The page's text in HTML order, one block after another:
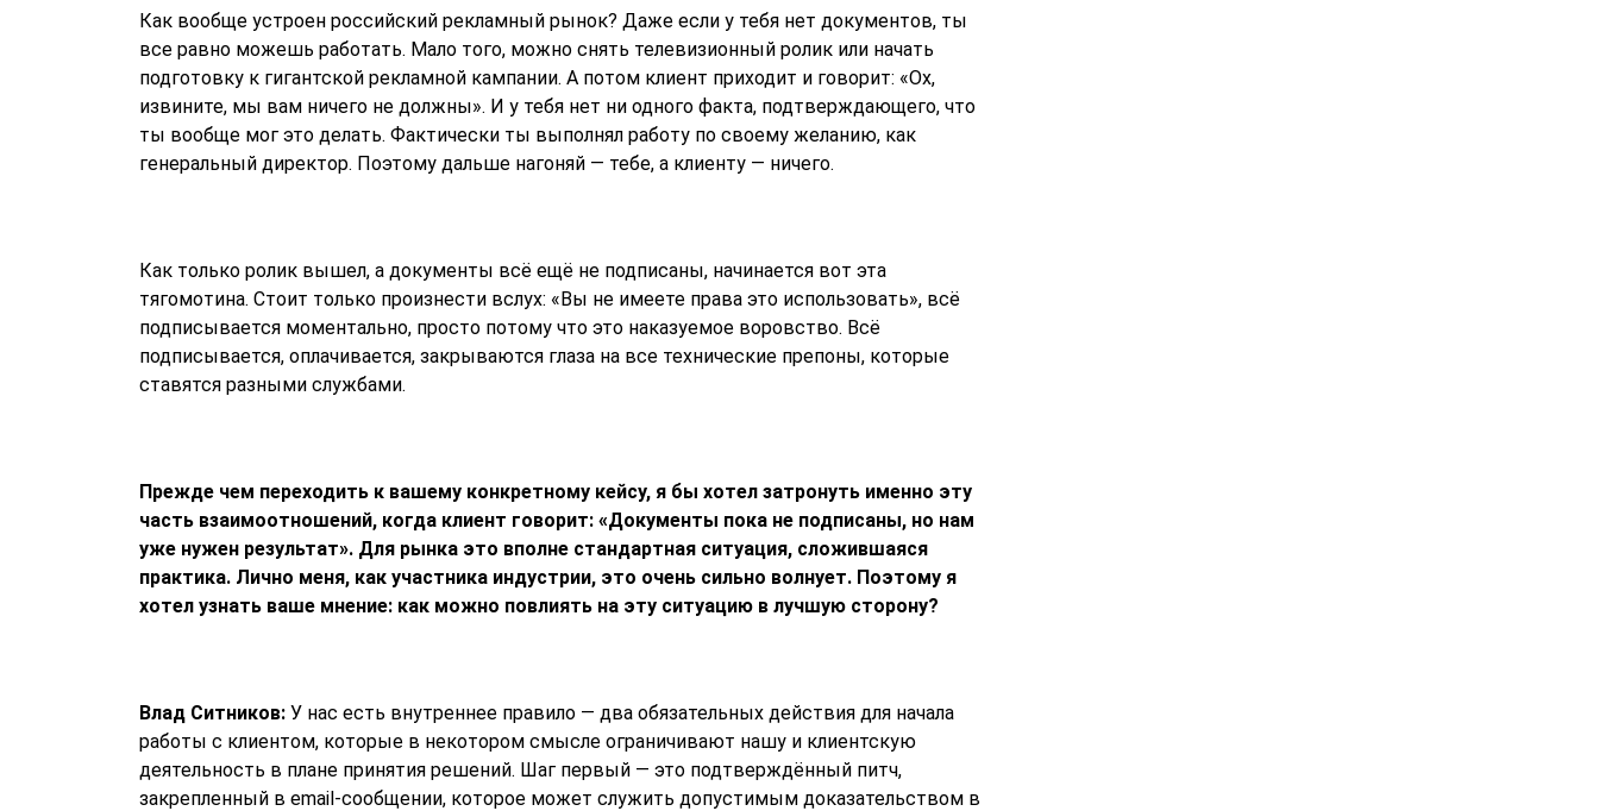
Как вообще устроен российский рекламный рынок? Даже если у тебя нет документов, ты
все равно можешь работать. Мало того, можно снять телевизионный ролик или начать
подготовку к гигантской рекламной кампании. А потом клиент приходит и говорит: «Ох,
извините, мы вам ничего не должны». И у тебя нет ни одного факта, подтверждающего, что
ты вообще мог это делать. Фактически ты выполнял работу по своему желанию, как
генеральный директор. Поэтому дальше нагоняй — тебе, а клиенту — ничего.
Как только ролик вышел, а документы всё ещё не подписаны, начинается вот эта
тягомотина. Стоит только произнести вслух: «Вы не имеете права это использовать», всё
подписывается моментально, просто потому что это наказуемое воровство. Всё
подписывается, оплачивается, закрываются глаза на все технические препоны, которые
ставятся разными службами.
Прежде чем переходить к вашему конкретному кейсу, я бы хотел затронуть именно эту
часть взаимоотношений, когда клиент говорит: «Документы пока не подписаны, но нам
уже нужен результат». Для рынка это вполне стандартная ситуация, сложившаяся
практика. Лично меня, как участника индустрии, это очень сильно волнует. Поэтому я
хотел узнать ваше мнение: как можно повлиять на эту ситуацию в лучшую сторону?
Влад Ситников: У нас есть внутреннее правило — два обязательных действия для начала
работы с клиентом, которые в некотором смысле ограничивают нашу и клиентскую
деятельность в плане принятия решений. Шаг первый — это подтверждённый питч,
закрепленный в email-сообщении, которое может служить допустимым доказательством в